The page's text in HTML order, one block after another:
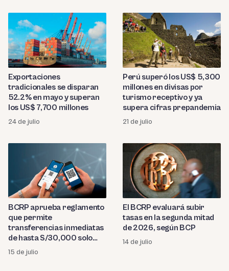
Exportaciones
tradicionales se disparan
52.2% en mayo y superan
los US$ 7,700 millones
24 de julio
Perú superó los US$ 5,300
millones en divisas por
turismo receptivo y ya
supera cifras prepandemia
21 de julio
BCRP aprueba reglamento
que permite
transferencias inmediatas
de hasta S/30,000 solo
con alias o QR
15 de julio
El BCRP evaluará subir
tasas en la segunda mitad
de 2026, según BCP
14 de julio